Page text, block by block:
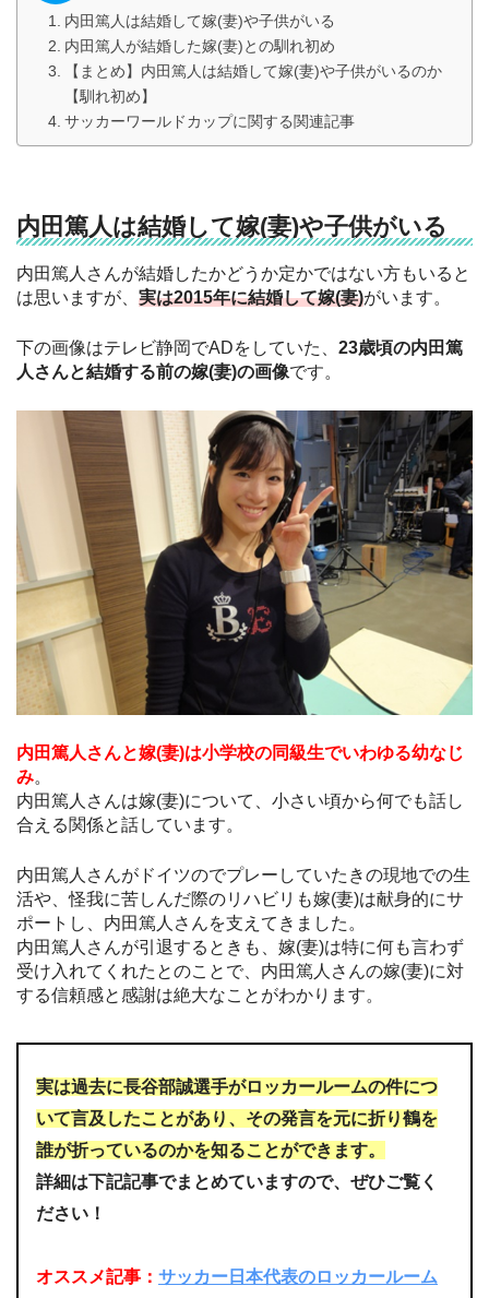
内田篤人は結婚して嫁(妻)や子供がいる
内田篤人が結婚した嫁(妻)との馴れ初め
【まとめ】内田篤人は結婚して嫁(妻)や子供がいるのか
【馴れ初め】
サッカーワールドカップに関する関連記事
内田篤人は結婚して嫁(妻)や子供がいる
内田篤人さんが結婚したかどうか定かではない方もいると
は思いますが、 実は2015年に結婚して嫁(妻)がいます。
下の画像はテレビ静岡でADをしていた、 23歳頃の内田篤
人さんと結婚する前の嫁(妻)の画像です。
内田篤人さんと嫁(妻)は小学校の同級生でいわゆる幼なじ
み。
内田篤人さんは嫁(妻)について、小さい頃から何でも話し
合える関係と話しています。
内田篤人さんがドイツのでプレーしていたきの現地での生
活や、怪我に苦しんだ際のリハビリも嫁(妻)は献身的にサ
ポートし、内田篤人さんを支えてきました。
内田篤人さんが引退するときも、嫁(妻)は特に何も言わず
受け入れてくれたとのことで、内田篤人さんの嫁(妻)に対
する信頼感と感謝は絶大なことがわかります。
実は過去に長谷部誠選手がロッカールームの件につ
いて言及したことがあり、その発言を元に折り鶴を
誰が折っているのかを知ることができます。
詳細は下記記事でまとめていますので、ぜひご覧く
ださい！
オススメ記事： サッカー日本代表のロッカールーム